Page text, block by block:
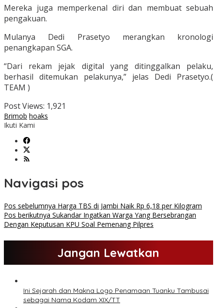
Mereka juga memperkenal diri dan membuat sebuah
pengakuan.
Mulanya Dedi Prasetyo merangkan kronologi
penangkapan SGA.
“Dari rekam jejak digital yang ditinggalkan pelaku,
berhasil ditemukan pelakunya,” jelas Dedi Prasetyo.(
TEAM )
Post Views: 1,921
Brimob hoaks
Ikuti Kami
Navigasi pos
Pos sebelumnya Harga TBS di Jambi Naik Rp 6,18 per Kilogram
Pos berikutnya Sukandar Ingatkan Warga Yang Bersebrangan
Dengan Keputusan KPU Soal Pemenang Pilpres
Jangan Lewatkan
Ini Sejarah dan Makna Logo Penamaan Tuanku Tambusai
sebagai Nama Kodam XIX/TT